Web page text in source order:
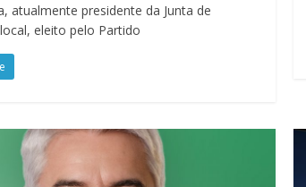
atualmente presidente da Junta de
eleito pelo Partido